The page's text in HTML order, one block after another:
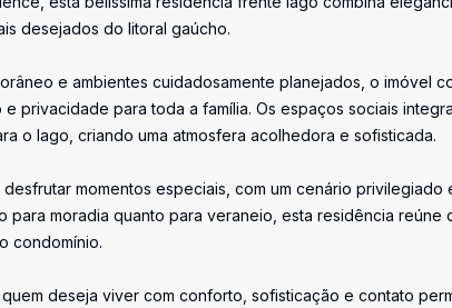
desejados do litoral gaúcho.
e ambientes cuidadosamente planejados, o imóvel
privacidade para toda a família. Os espaços sociais
o lago, criando uma atmosfera acolhedora e sofisticada.
momentos especiais, com um cenário
para moradia quanto para veraneio, esta residência
condomínio.
deseja viver com conforto, sofisticação e contato